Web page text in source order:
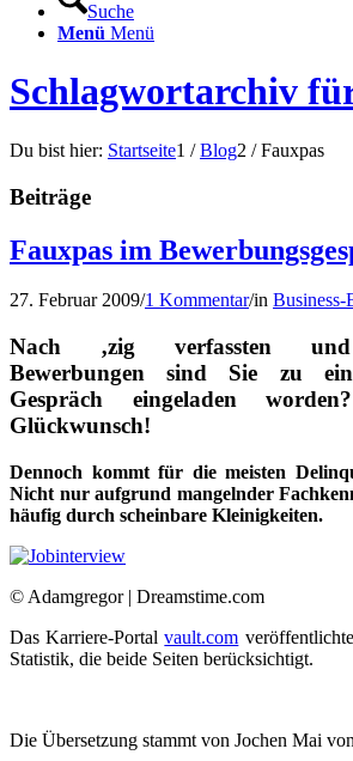
Suche
Menü Menü
Schlagwortarchiv
Du bist hier: Startseite1 / Blog2 / Fauxpas
Beiträge
Fauxpas im
27. Februar 2009/1 Kommentar/in Business-
Nach ‚zig verfassten und
Bewerbungen sind Sie zu
Gespräch eingeladen
Glückwunsch!
Dennoch kommt für die meisten
Nicht nur aufgrund mangelnder
häufig durch scheinbare Kleinigkeiten.
© Adamgregor | Dreamstime.com
Das Karriere-Portalvault.com
Statistik, die beide Seiten berücksichtigt.
Die Übersetzung stammt von Jochen Mai